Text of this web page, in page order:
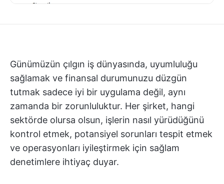
Günümüzün çılgın iş dünyasında, uyumluluğu
sağlamak ve finansal durumunuzu düzgün
tutmak sadece iyi bir uygulama değil, aynı
zamanda bir zorunluluktur. Her şirket, hangi
sektörde olursa olsun, işlerin nasıl yürüdüğünü
kontrol etmek, potansiyel sorunları tespit etmek
ve operasyonları iyileştirmek için sağlam
denetimlere ihtiyaç duyar.